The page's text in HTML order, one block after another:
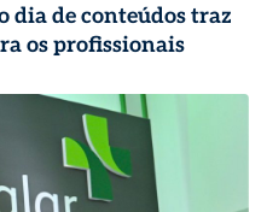
de conteúdos traz
os profissionais